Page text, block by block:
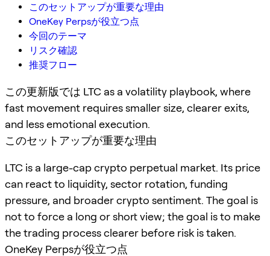
このセットアップが重要な理由
OneKey Perpsが役立つ点
今回のテーマ
リスク確認
推奨フロー
この更新版では LTC as a volatility playbook, where
fast movement requires smaller size, clearer exits,
and less emotional execution.
このセットアップが重要な理由
LTC is a large-cap crypto perpetual market. Its price
can react to liquidity, sector rotation, funding
pressure, and broader crypto sentiment. The goal is
not to force a long or short view; the goal is to make
the trading process clearer before risk is taken.
OneKey Perpsが役立つ点